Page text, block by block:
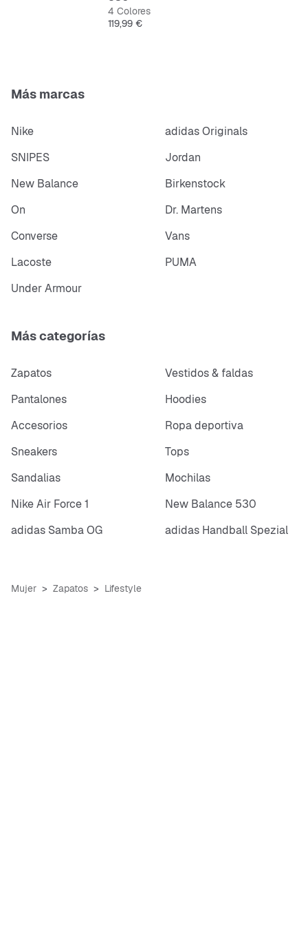
4 Colores
Precio
119,99 €
Más marcas
Nike
adidas Originals
SNIPES
Jordan
New Balance
Birkenstock
On
Dr. Martens
Converse
Vans
Lacoste
PUMA
Under Armour
Más categorías
Zapatos
Vestidos & faldas
Pantalones
Hoodies
Accesorios
Ropa deportiva
Sneakers
Tops
Sandalias
Mochilas
Nike Air Force 1
New Balance 530
adidas Samba OG
adidas Handball Spezial
Mujer Zapatos Lifestyle